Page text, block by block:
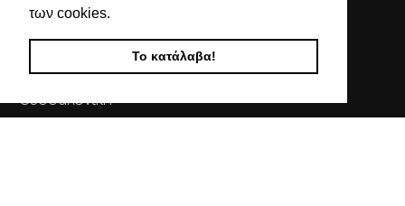
των cookies.
Το κατάλαβα!
ΣΤΟΙΧΕΙΑ ΕΠΙΚΟΙΝΩΝΙΑΣ
Χαλκιδικής 19, 546 43,
Θεσσαλονίκη